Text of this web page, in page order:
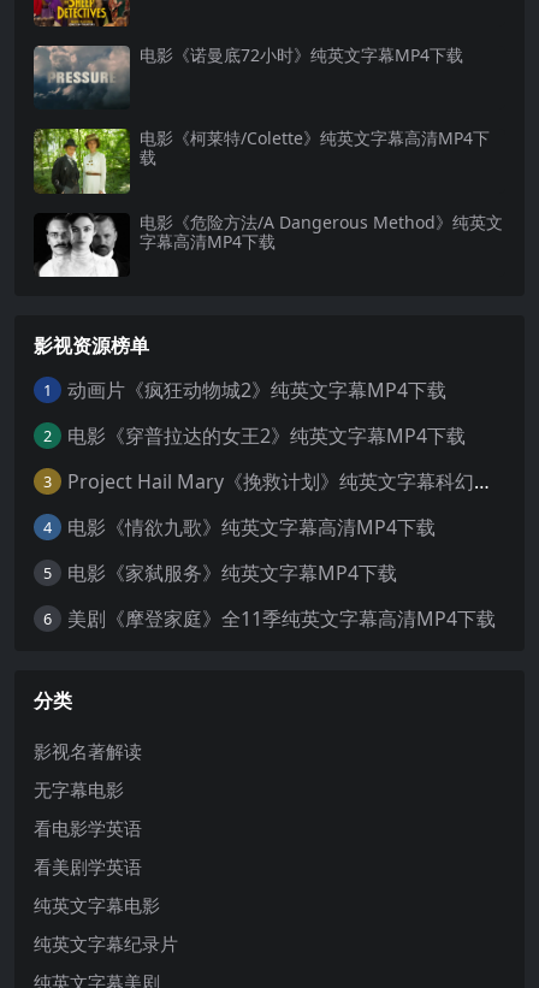
电影《诺曼底72小时》纯英文字幕MP4下载
电影《柯莱特/Colette》纯英文字幕高清MP4下
载
电影《危险方法/A Dangerous Method》纯英文
字幕高清MP4下载
影视资源榜单
1 动画片《疯狂动物城2》纯英文字幕MP4下载
2 电影《穿普拉达的女王2》纯英文字幕MP4下载
3 Project Hail Mary《挽救计划》纯英文字幕科幻电影MP4下载
4 电影《情欲九歌》纯英文字幕高清MP4下载
5 电影《家弑服务》纯英文字幕MP4下载
6 美剧《摩登家庭》全11季纯英文字幕高清MP4下载
分类
影视名著解读
无字幕电影
看电影学英语
看美剧学英语
纯英文字幕电影
纯英文字幕纪录片
纯英文字幕美剧